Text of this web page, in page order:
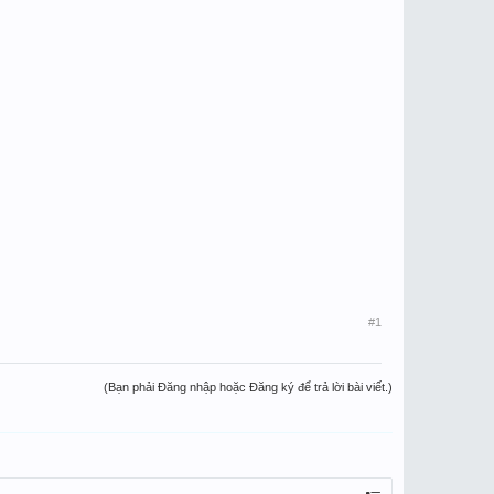
#1
(Bạn phải Đăng nhập hoặc Đăng ký để trả lời bài viết.)